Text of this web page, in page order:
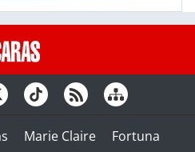
Marie Claire
Fortuna